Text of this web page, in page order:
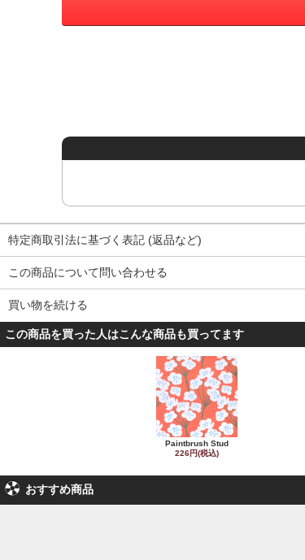
特定商取引法に基づく表記 (返品など)
この商品について問い合わせる
買い物を続ける
この商品を買った人はこんな商品も買ってます
Paintbrush Stud
226円(税込)
おすすめ商品